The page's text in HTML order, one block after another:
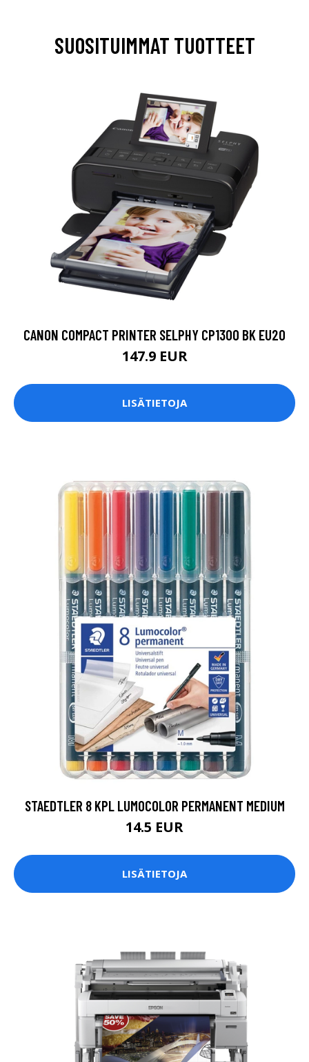
SUOSITUIMMAT TUOTTEET
CANON COMPACT PRINTER SELPHY CP1300 BK EU20
147.9 EUR
LISÄTIETOJA
STAEDTLER 8 KPL LUMOCOLOR PERMANENT MEDIUM
14.5 EUR
LISÄTIETOJA